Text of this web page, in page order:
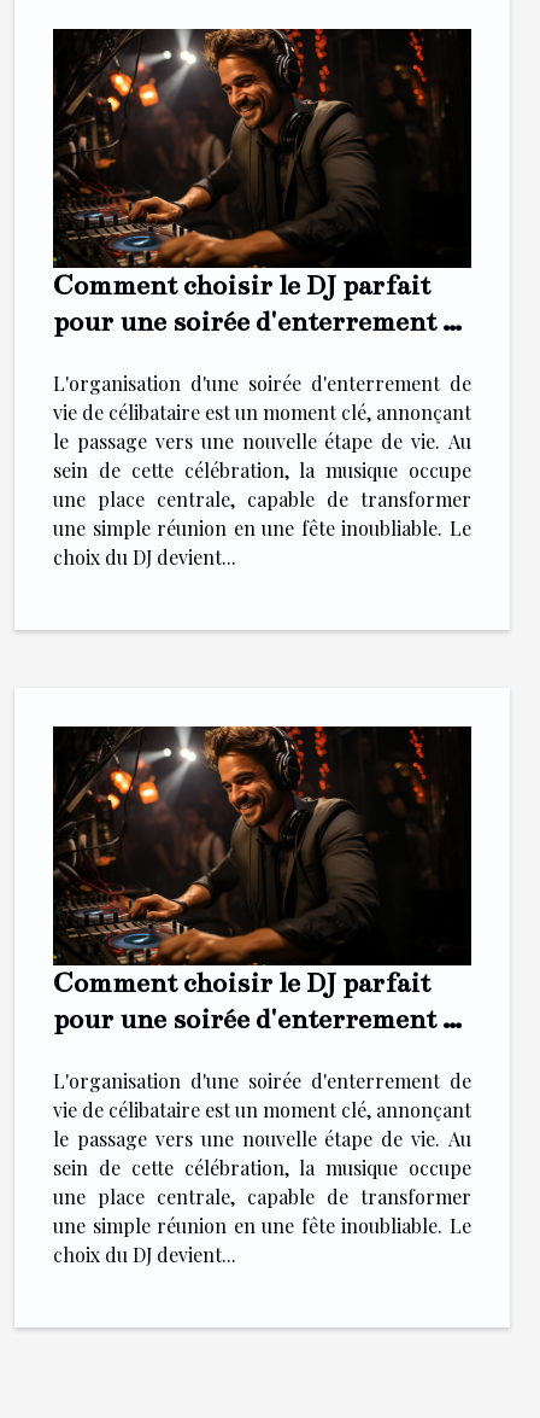
Comment choisir le DJ parfait
pour une soirée d'enterrement de
L'organisation d'une soirée d'enterrement de
vie de célibataire est un moment clé, annonçant
le passage vers une nouvelle étape de vie. Au
sein de cette célébration, la musique occupe
une place centrale, capable de transformer
une simple réunion en une fête inoubliable. Le
choix du DJ devient...
Comment choisir le DJ parfait
pour une soirée d'enterrement de
L'organisation d'une soirée d'enterrement de
vie de célibataire est un moment clé, annonçant
le passage vers une nouvelle étape de vie. Au
sein de cette célébration, la musique occupe
une place centrale, capable de transformer
une simple réunion en une fête inoubliable. Le
choix du DJ devient...